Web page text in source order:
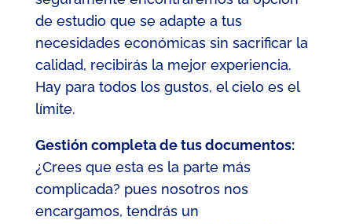
de estudio que se adapte a tus
necesidades económicas sin sacrificar la
calidad, recibirás la mejor experiencia.
Hay para todos los gustos, el cielo es el
límite.
Gestión completa de tus documentos:
¿Crees que esta es la parte más
complicada? pues nosotros nos
encargamos, tendrás un